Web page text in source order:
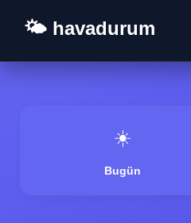
🌤️ havadurum
☀️
Bugün